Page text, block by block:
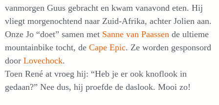
vanmorgen Guus gebracht en kwam vanavond eten. Hij
vliegt morgenochtend naar Zuid-Afrika, achter Jolien aan.
Onze Jo “doet” samen met Sanne van Paassen de ultieme
mountainbike tocht, de Cape Epic. Ze worden gesponsord
door Lovechock.
Toen René at vroeg hij: “Heb je er ook knoflook in
gedaan?” Nee dus, hij proefde de daslook. Mooi zo!